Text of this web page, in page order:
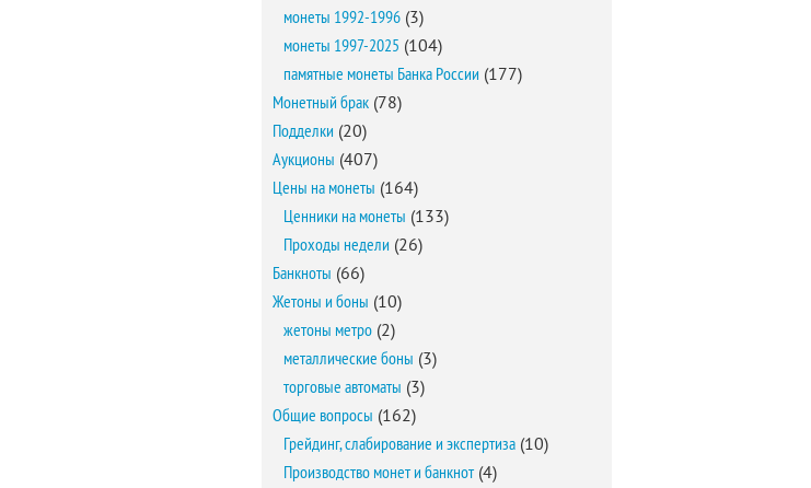
монеты 1992-1996 (3)
монеты 1997-2025 (104)
памятные монеты Банка России (177)
Монетный брак (78)
Подделки (20)
Аукционы (407)
Цены на монеты (164)
Ценники на монеты (133)
Проходы недели (26)
Банкноты (66)
Жетоны и боны (10)
жетоны метро (2)
металлические боны (3)
торговые автоматы (3)
Общие вопросы (162)
Грейдинг, слабирование и экспертиза (10)
Производство монет и банкнот(4)